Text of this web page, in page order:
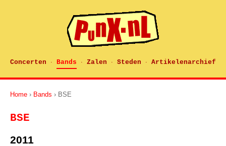
Concerten · Bands · Zalen · Steden · Artikelenarchief
Home › Bands › BSE
BSE
2011